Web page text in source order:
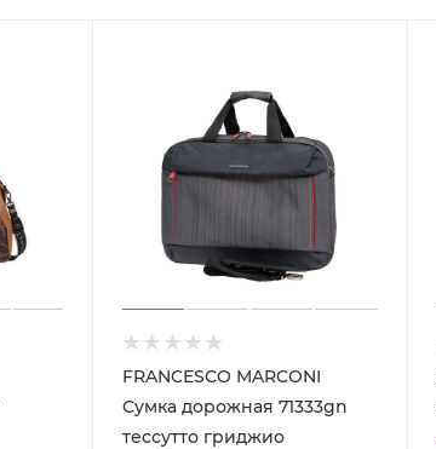
FRANCESCO MARCONI
Сумка дорожная 71333gn
тессутто гриджио